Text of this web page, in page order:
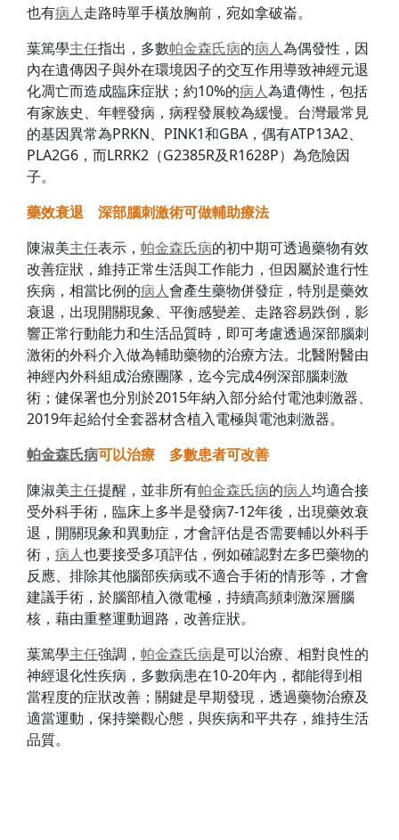
也有病人走路時單手橫放胸前，宛如拿破崙。
葉篤學主任指出，多數帕金森氏病的病人為偶發性，因
內在遺傳因子與外在環境因子的交互作用導致神經元退
化凋亡而造成臨床症狀；約10%的病人為遺傳性，包括
有家族史、年輕發病，病程發展較為緩慢。台灣最常見
的基因異常為PRKN、PINK1和GBA，偶有ATP13A2、
PLA2G6，而LRRK2（G2385R及R1628P）為危險因
子。
藥效衰退 深部腦刺激術可做輔助療法
陳淑美主任表示， 帕金森氏病的初中期可透過藥物有效
改善症狀，維持正常生活與工作能力，但因屬於進行性
疾病，相當比例的病人會產生藥物併發症，特別是藥效
衰退，出現開關現象、平衡感變差、走路容易跌倒，影
響正常行動能力和生活品質時，即可考慮透過深部腦刺
激術的外科介入做為輔助藥物的治療方法。北醫附醫由
神經內外科組成治療團隊，迄今完成4例深部腦刺激
術；健保署也分別於2015年納入部分給付電池刺激器、
2019年起給付全套器材含植入電極與電池刺激器。
帕金森氏病可以治療 多數患者可改善
陳淑美主任提醒，並非所有帕金森氏病的病人均適合接
受外科手術，臨床上多半是發病7-12年後，出現藥效衰
退，開關現象和異動症，才會評估是否需要輔以外科手
術， 病人也要接受多項評估，例如確認對左多巴藥物的
反應、排除其他腦部疾病或不適合手術的情形等，才會
建議手術，於腦部植入微電極，持續高頻刺激深層腦
核，藉由重整運動迴路，改善症狀。
葉篤學主任強調， 帕金森氏病是可以治療、相對良性的
神經退化性疾病，多數病患在10-20年內，都能得到相
當程度的症狀改善；關鍵是早期發現，透過藥物治療及
適當運動，保持樂觀心態，與疾病和平共存，維持生活
品質。